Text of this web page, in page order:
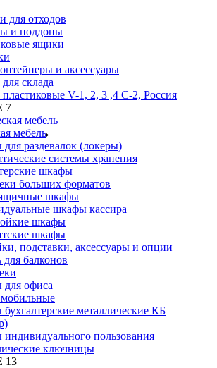
для отходов
и поддоны
ящики
и аксессуары
склада
V-1, 2, 3 ,4 С-2, Россия
7
мебель
раздевалок (локеры)
системы хранения
шкафы
больших форматов
шкафы
шкафы кассира
шкафы
шкафы
подставки, аксессуары и опции
балконов
офиса
металлические КБ
пользования
ключницы
13